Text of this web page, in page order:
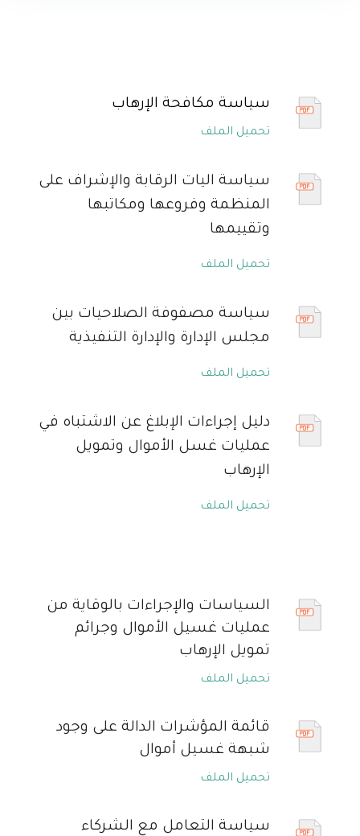
سياسة مكافحة الإرهاب
تحميل الملف
سياسة اليات الرقابة والإشراف على
المنظمة وفروعها ومكاتبها
وتقييمها
تحميل الملف
سياسة مصفوفة الصلاحيات بين
مجلس الإدارة والإدارة التنفيذية
تحميل الملف
دليل إجراءات الإبلاغ عن الاشتباه في
عمليات غسل الأموال وتمويل
الإرهاب
تحميل الملف
السياسات والإجراءات بالوقاية من
عمليات غسيل الأموال وجرائم
تمويل الإرهاب
تحميل الملف
قائمة المؤشرات الدالة على وجود
شبهة غسيل أموال
تحميل الملف
سياسة التعامل مع الشركاء